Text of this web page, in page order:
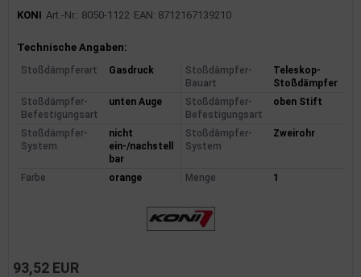
KONI Art.-Nr.: 8050-1122 EAN: 8712167139210
Produktinformationen
Technische Angaben:
Stoßdämpferart Gasdruck
Stoßdämpfer-
Bauart
Teleskop-
Stoßdämpfer
Stoßdämpfer-
Befestigungsart
unten Auge
Stoßdämpfer-
Befestigungsart
oben Stift
Stoßdämpfer-
System
nicht
ein-/nachstell
bar
Stoßdämpfer-
System
Zweirohr
Farbe orange Menge 1
93,52 EUR